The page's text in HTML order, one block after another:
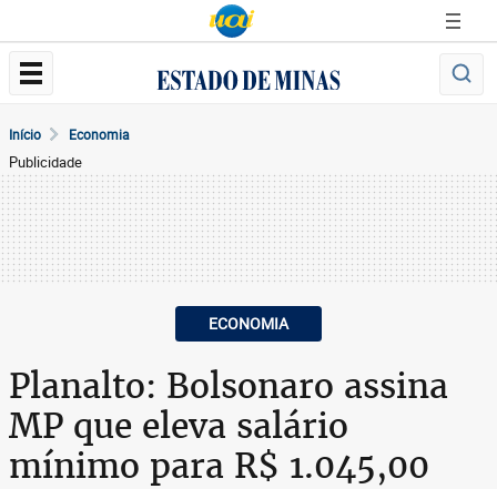
Início Economia
Publicidade
ECONOMIA
Planalto: Bolsonaro assina
MP que eleva salário
mínimo para R$ 1.045,00